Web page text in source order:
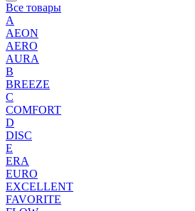
Все товары
A
AEON
AERO
AURA
B
BREEZE
C
COMFORT
D
DISC
E
ERA
EURO
EXCELLENT
FAVORITE